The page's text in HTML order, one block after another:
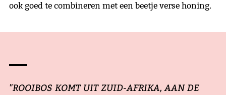
ook goed te combineren met een beetje verse honing.
"ROOIBOS KOMT UIT ZUID-AFRIKA, AAN DE